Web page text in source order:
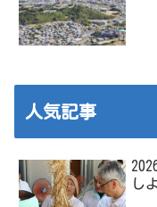
人気記事
し